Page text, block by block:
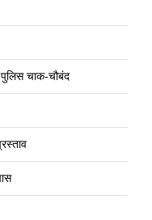
चाक-चौबंद